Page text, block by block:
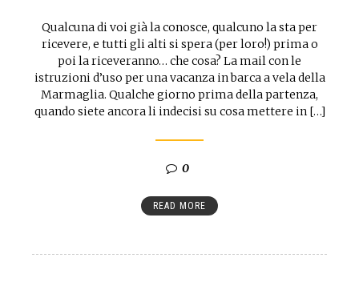
Qualcuna di voi già la conosce, qualcuno la sta per
ricevere, e tutti gli alti si spera (per loro!) prima o
poi la riceveranno… che cosa? La mail con le
istruzioni d’uso per una vacanza in barca a vela della
Marmaglia. Qualche giorno prima della partenza,
quando siete ancora li indecisi su cosa mettere in […]
0
READ MORE